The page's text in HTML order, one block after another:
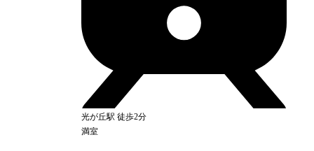
光が丘駅 徒歩2分
満室